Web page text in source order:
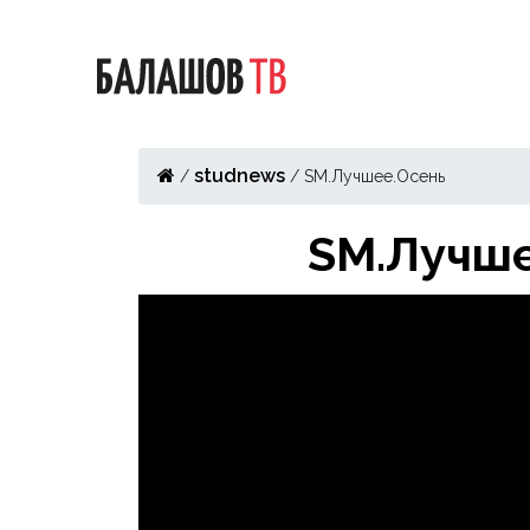
/ studnews / SM.Лучшее.Осень